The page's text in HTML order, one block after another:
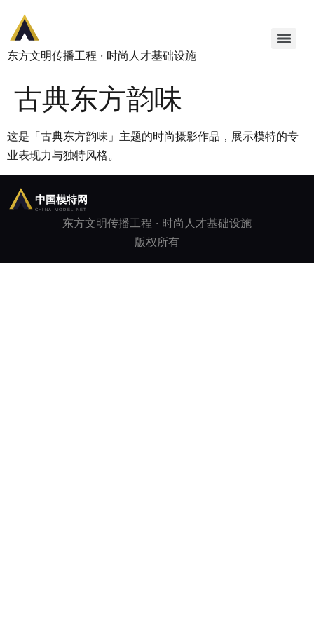
东方文明传播工程 · 时尚人才基础设施
古典东方韵味
这是「古典东方韵味」主题的时尚摄影作品，展示模特的专
业表现力与独特风格。
东方文明传播工程 · 时尚人才基础设施
版权所有